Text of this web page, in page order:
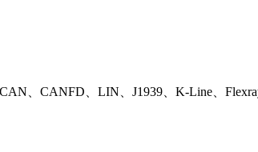
、CANFD、LIN、J1939、K-Line、